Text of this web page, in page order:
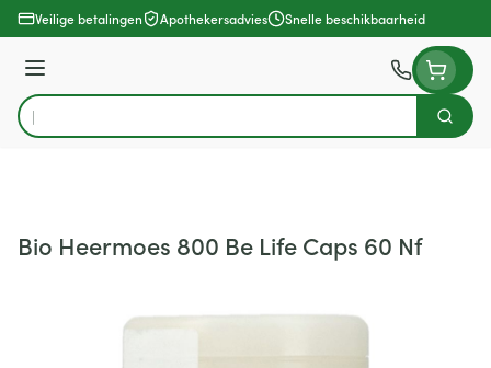
Ga naar de inhoud
Veilige betalingen Apothekersadvies Snelle beschikbaarheid
Menu
Product, merk, categorie...
Zoek
Bio Heermoes 800 Be Life Caps 60 Nf